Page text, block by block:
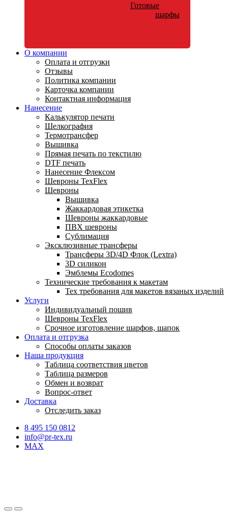
Готовые
шарфы
О компании
Оплата и отгрузки
Отзывы
Политика компании
Карточка компании
Контактная информация
Нанесение
Калькулятор печати
Шелкография
Термотрансфер
Вышивка
Прямая печать по текстилю
DTF печать
Нанесение Флексом
Шевроны TexFlex
Шевроны
Вышивка
Жаккардовая этикетка
Шевроны жаккардовые
ПВХ шевроны
Сублимация
Эксклюзивные трансферы
Трансферы 3D/4D Флок (Lextra)
3D силикон
Эмблемы Ecodomes
Технические требования к макетам
Тех требования для макетов вязаных изделий
Услуги
Индивидуальный пошив
Шевроны TexFlex
Срочное изготовление шарфов, шапок
Оплата и отгрузка
Способы оплаты заказов
Наша продукция
Таблица соответствия цветов
Таблица размеров
Обмен и возврат
Вопрос-ответ
Доставка
Отследить заказ
8 495 150 0812
info@pr-tex.ru
MAX